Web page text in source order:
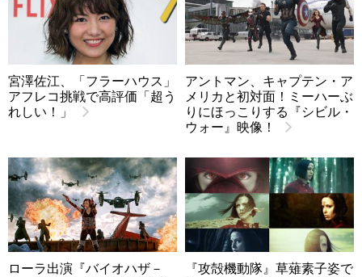
宮澤佐江、「フラーハウス」
アフレコ挑戦で高評価「超う
れしい！」
アントマン、キャプテン・ア
メリカと初対面！ミーハーぶ
りにほっこりする『シビル・
ウォー』映像！
ローラ出演『バイオハザ－
『攻殻機動隊』草薙素子姿で